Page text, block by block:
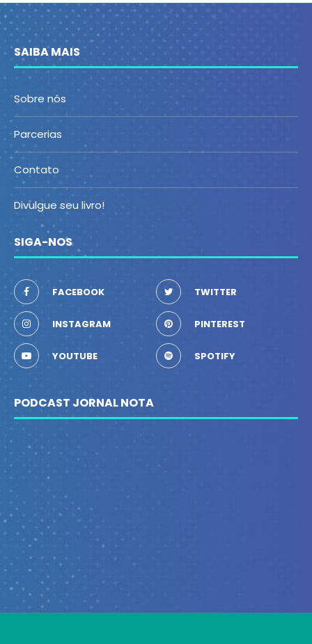
SAIBA MAIS
Sobre nós
Parcerias
Contato
Divulgue seu livro!
SIGA-NOS
FACEBOOK TWITTER
INSTAGRAM PINTEREST
YOUTUBE SPOTIFY
PODCAST JORNAL NOTA